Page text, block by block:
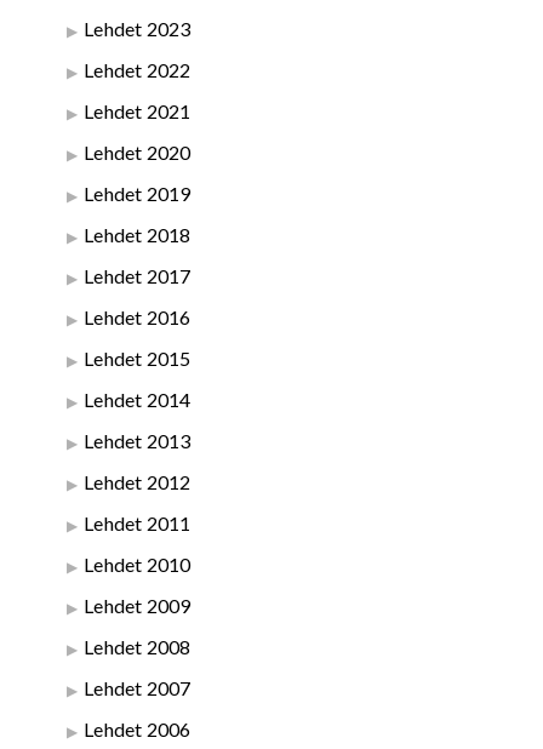
Lehdet 2023
Lehdet 2022
Lehdet 2021
Lehdet 2020
Lehdet 2019
Lehdet 2018
Lehdet 2017
Lehdet 2016
Lehdet 2015
Lehdet 2014
Lehdet 2013
Lehdet 2012
Lehdet 2011
Lehdet 2010
Lehdet 2009
Lehdet 2008
Lehdet 2007
Lehdet 2006